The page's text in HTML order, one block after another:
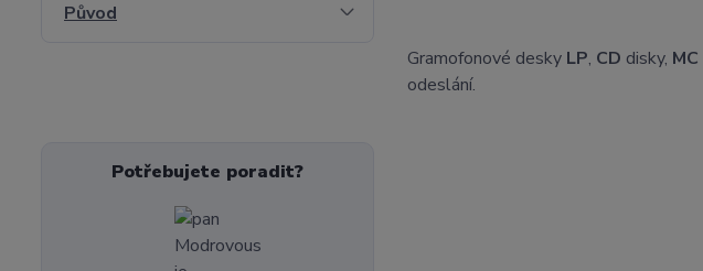
Gramofonové desky LP, CD disky, MC
odeslání.
Původ
Potřebujete poradit?